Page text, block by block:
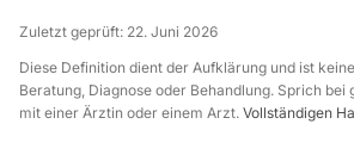
Zuletzt geprüft: 22. Juni 2026
Diese Definition dient der Aufklärung und ist
Beratung, Diagnose oder Behandlung. Sprich bei
mit einer Ärztin oder einem Arzt. Vollständigen